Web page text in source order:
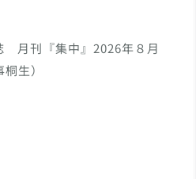
月刊『集中』2026年８月
生）